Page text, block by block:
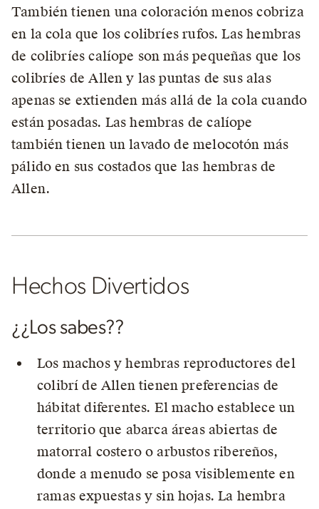
También tienen una coloración menos cobriza
en la cola que los colibríes rufos. Las hembras
de colibríes calíope son más pequeñas que los
colibríes de Allen y las puntas de sus alas
apenas se extienden más allá de la cola cuando
están posadas. Las hembras de calíope
también tienen un lavado de melocotón más
pálido en sus costados que las hembras de
Allen.
Hechos Divertidos
¿¿Los sabes??
Los machos y hembras reproductores del
colibrí de Allen tienen preferencias de
hábitat diferentes. El macho establece un
territorio que abarca áreas abiertas de
matorral costero o arbustos ribereños,
donde a menudo se posa visiblemente en
ramas expuestas y sin hojas. La hembra